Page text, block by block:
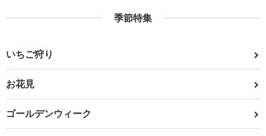
季節特集
いちご狩り
お花見
ゴールデンウィーク